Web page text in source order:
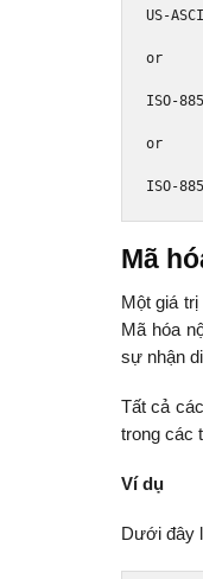
US-
or
ISO-
or
ISO-
Mã
Một giá
Mã hóa
sự nhận
Tất cả
trong các
Ví dụ
Dưới đây